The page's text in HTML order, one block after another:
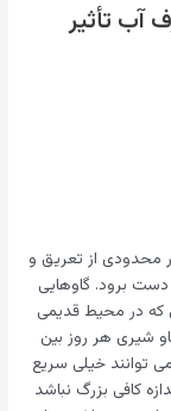
آب تأثیر
محدودی از تعریق و
برود. گاوهایی
که در محیط قدیمی
یک گاو شیری هر روز بین
می توانند خیلی سریع
کافی بزرگ نباشد